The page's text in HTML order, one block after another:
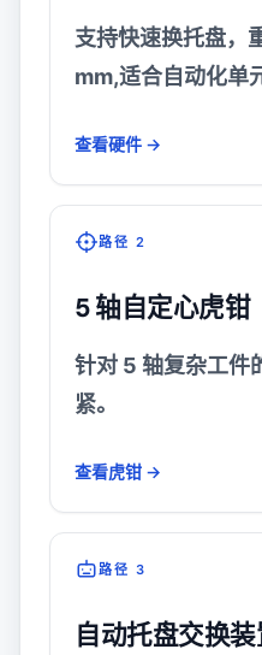
支持快速换托盘，
mm,适合自动化单
查看硬件 →
路径 2
5 轴自定心虎钳
针对 5 轴复杂工件
紧。
查看虎钳 →
路径 3
自动托盘交换